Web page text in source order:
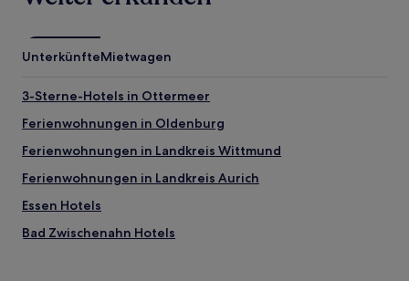
UnterkünfteMietwagen
3-Sterne-Hotels in Ottermeer
Ferienwohnungen in Oldenburg
Ferienwohnungen in Landkreis Wittmund
Ferienwohnungen in Landkreis Aurich
Essen Hotels
Bad Zwischenahn Hotels